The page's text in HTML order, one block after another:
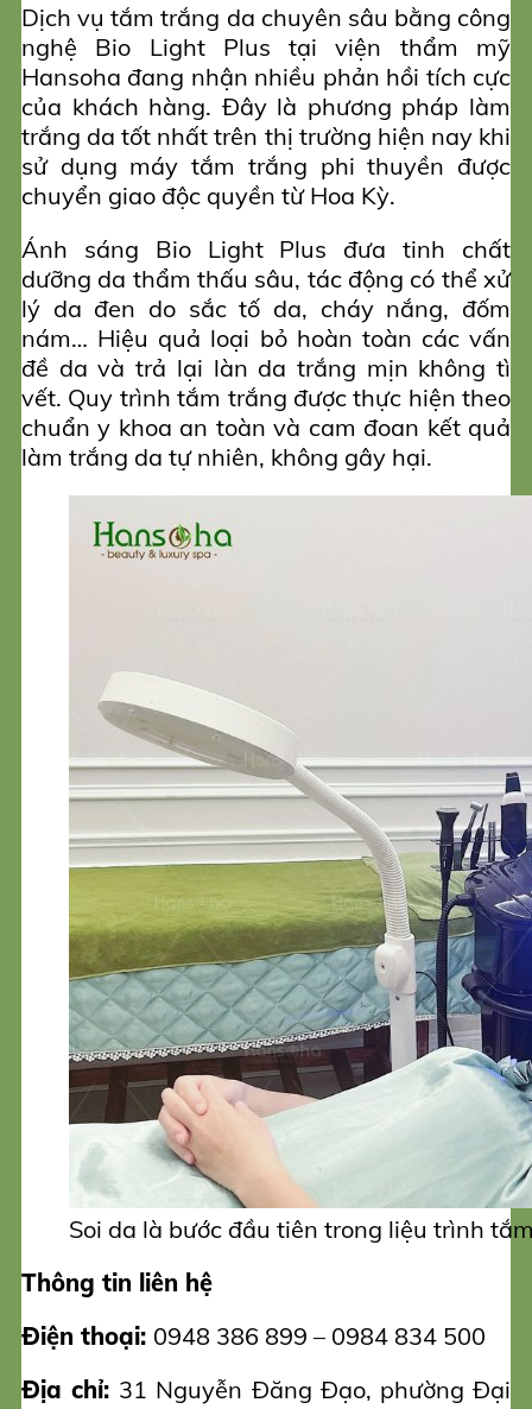
Dịch vụ tắm trắng da chuyên sâu bằng công
nghệ Bio Light Plus tại viện thẩm mỹ
Hansoha đang nhận nhiều phản hồi tích cực
của khách hàng. Đây là phương pháp làm
trắng da tốt nhất trên thị trường hiện nay khi
sử dụng máy tắm trắng phi thuyền được
chuyển giao độc quyền từ Hoa Kỳ.
Ánh sáng Bio Light Plus đưa tinh chất
dưỡng da thẩm thấu sâu, tác động có thể xử
lý da đen do sắc tố da, cháy nắng, đốm
nám… Hiệu quả loại bỏ hoàn toàn các vấn
đề da và trả lại làn da trắng mịn không tì
vết. Quy trình tắm trắng được thực hiện theo
chuẩn y khoa an toàn và cam đoan kết quả
làm trắng da tự nhiên, không gây hại.
Soi da là bước đầu tiên trong liệu trình
Thông tin liên hệ
Điện thoại: 0948 386 899 – 0984 834 500
Địa chỉ: 31 Nguyễn Đăng Đạo, phường Đại